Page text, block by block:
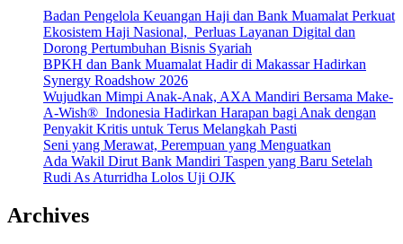
Badan Pengelola Keuangan Haji dan Bank Muamalat Perkuat
Ekosistem Haji Nasional, Perluas Layanan Digital dan
Dorong Pertumbuhan Bisnis Syariah
BPKH dan Bank Muamalat Hadir di Makassar Hadirkan
Synergy Roadshow 2026
Wujudkan Mimpi Anak-Anak, AXA Mandiri Bersama Make-
A-Wish® Indonesia Hadirkan Harapan bagi Anak dengan
Penyakit Kritis untuk Terus Melangkah Pasti
Seni yang Merawat, Perempuan yang Menguatkan
Ada Wakil Dirut Bank Mandiri Taspen yang Baru Setelah
Rudi As Aturridha Lolos Uji OJK
Archives